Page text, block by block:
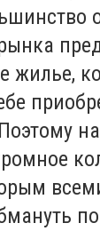
жилье,